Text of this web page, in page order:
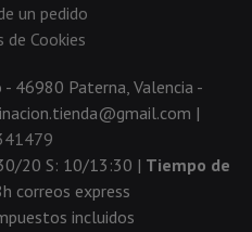
un pedido
de Cookies
46980 Paterna, Valencia -
|
20 S: 10/13:30 | Tiempo de
correos express
incluidos